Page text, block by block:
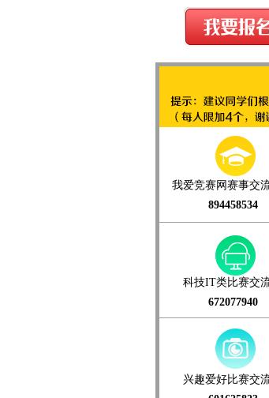
我爱竞赛网赛事交
894458534
科技IT类比赛交
672077940
兴趣爱好比赛交